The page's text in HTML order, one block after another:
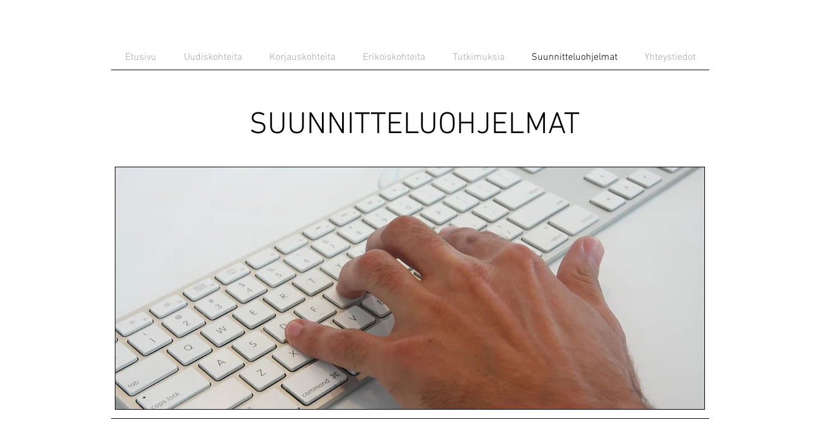
Etusivu Uudiskohteita Korjauskohteita Erikoiskohteita Tutkimuksia Suunnitteluohjelmat Yhteystiedot
SUUNNITTELUOHJELMAT